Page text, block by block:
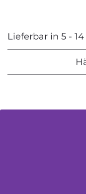
Lieferbar in 5 -